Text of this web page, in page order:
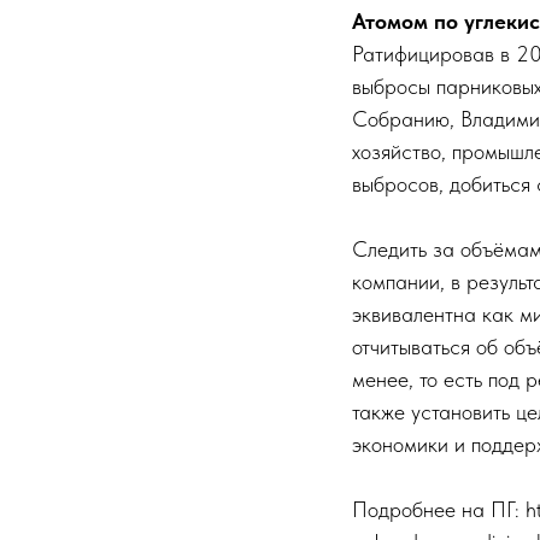
Атомом по
Ратифицировав в
выбросы
Собранию,
хозяйство,
выбросов,
Следить за
компании, в
эквивалентна как
отчитываться об
менее, то есть под
также установить
экономики и
Подробнее на ПГ: